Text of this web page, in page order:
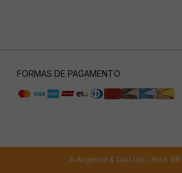
FORMAS DE PAGAMENTO
A.Angeloni & Cia Ltda - Rod.